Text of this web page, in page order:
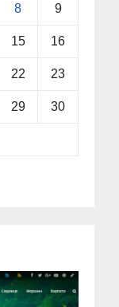
8 9
15 16
22 23
29 30